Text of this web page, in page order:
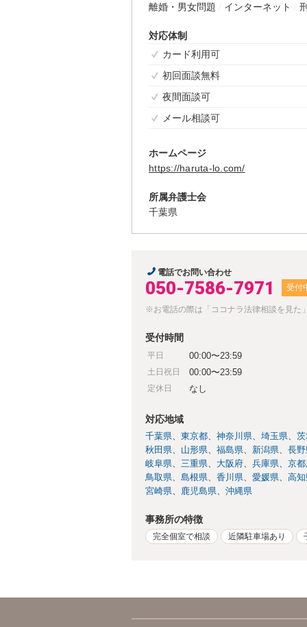
離婚・男女問題
インターネット
対応体制
カード利用可
初回面談無料
夜間面談可
メール相談可
ホームページ
https://haruta-lo.com/
所属弁護士会
千葉県
電話でお問い合わせ
050-7586-7971 受付
※お電話の際は「ココナラ法律相談を見た
受付時間
平日 00:00〜23:59
土日祝日 00:00〜23:59
定休日 なし
対応地域
千葉県 東京都 神奈川県 埼玉県
秋田県
山形県 福島県 新潟県
長
岐阜県
三重県 大阪府 兵庫県
京
鳥取県
島根県 香川県 愛媛県
高
宮崎県
鹿児島県 沖縄県
事務所の特徴
完全個室で相談 近隣駐車場あり